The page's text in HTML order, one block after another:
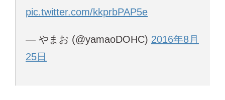
pic.twitter.com/kkprbPAP5e
— やまお (@yamaoDOHC) 2016年8月
25日